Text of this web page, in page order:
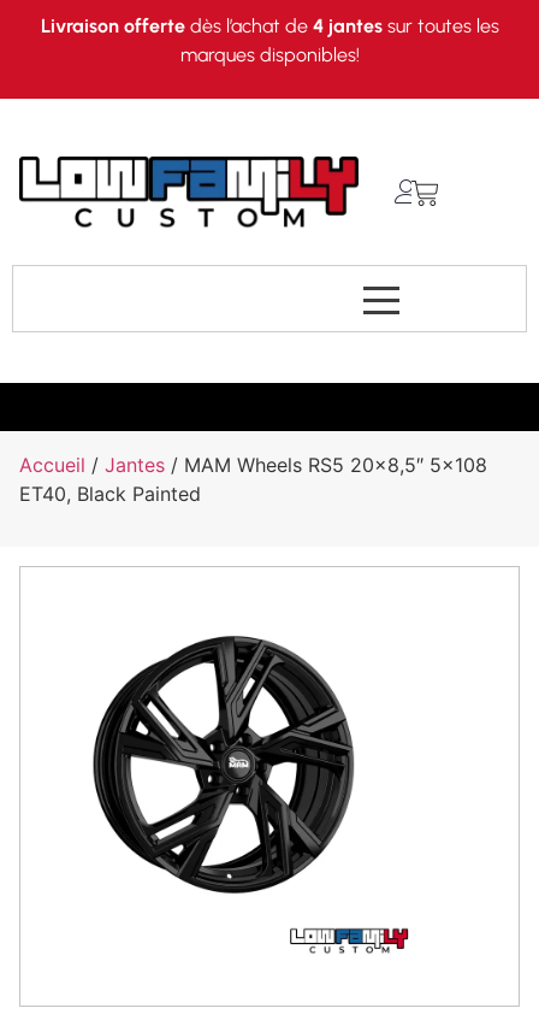
Livraison offertedès l’achat de 4 jantessur toutes les
marques disponibles!
Accueil / Jantes / MAM Wheels RS5 20×8,5″ 5×108
ET40, Black Painted